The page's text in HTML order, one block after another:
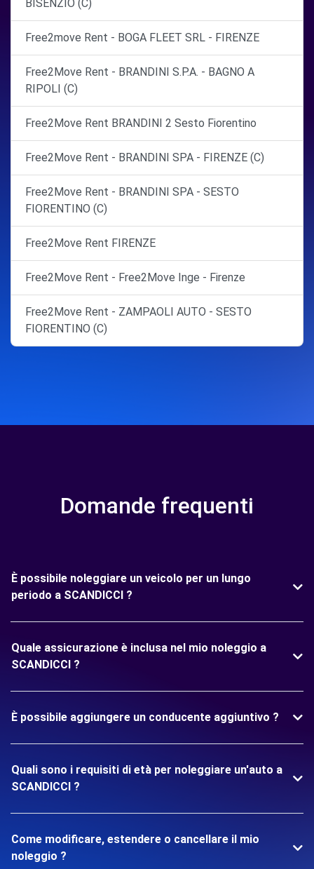
BISENZIO (C)
Free2move Rent - BOGA FLEET SRL - FIRENZE
Free2Move Rent - BRANDINI S.P.A. - BAGNO A
RIPOLI (C)
Free2Move Rent BRANDINI 2 Sesto Fiorentino
Free2Move Rent - BRANDINI SPA - FIRENZE (C)
Free2Move Rent - BRANDINI SPA - SESTO
FIORENTINO (C)
Free2Move Rent FIRENZE
Free2Move Rent - Free2Move Inge - Firenze
Free2Move Rent - ZAMPAOLI AUTO - SESTO
FIORENTINO (C)
Domande frequenti
È possibile noleggiare un veicolo per un lungo
periodo a SCANDICCI ?
Quale assicurazione è inclusa nel mio noleggio a
SCANDICCI ?
È possibile aggiungere un conducente aggiuntivo ?
Quali sono i requisiti di età per noleggiare un'auto a
SCANDICCI ?
Come modificare, estendere o cancellare il mio
noleggio ?